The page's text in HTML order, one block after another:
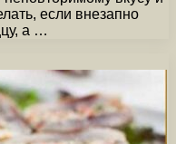
если внезапно
а …